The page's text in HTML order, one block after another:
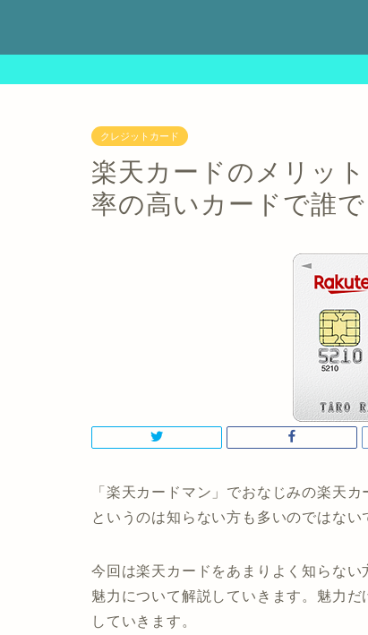
クレジットカード
楽天カードのメリッ
率の高いカードで誰
「楽天カードマン」でおなじみの楽天
というのは知らない方も多いのではない
今回は楽天カードをあまりよく知らな
魅力について解説していきます。魅力
していきます。